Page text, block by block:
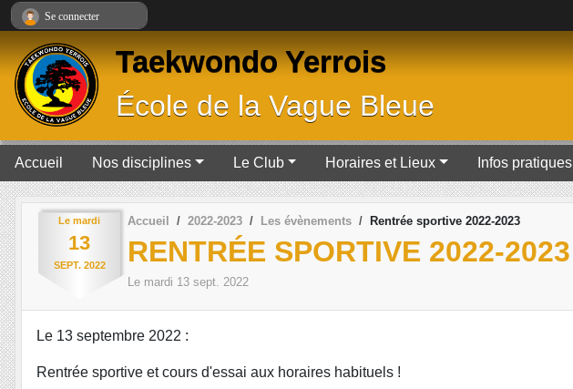
Taekwondo Yerrois
École de la Vague Bleue
Accueil Nos disciplines Le Club Horaires et Lieux Infos pratiques
Le mardi
13
SEPT. 2022
Accueil 2022-2023 Les évènements Rentrée sportive 2022-2023
RENTRÉE SPORTIVE 2022-2023
Le mardi 13 sept. 2022
Le 13 septembre 2022 :
Rentrée sportive et cours d'essai aux horaires habituels !
Se connecter
Panneau de gestion des cookies